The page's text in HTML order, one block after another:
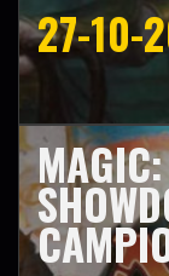
27-10-